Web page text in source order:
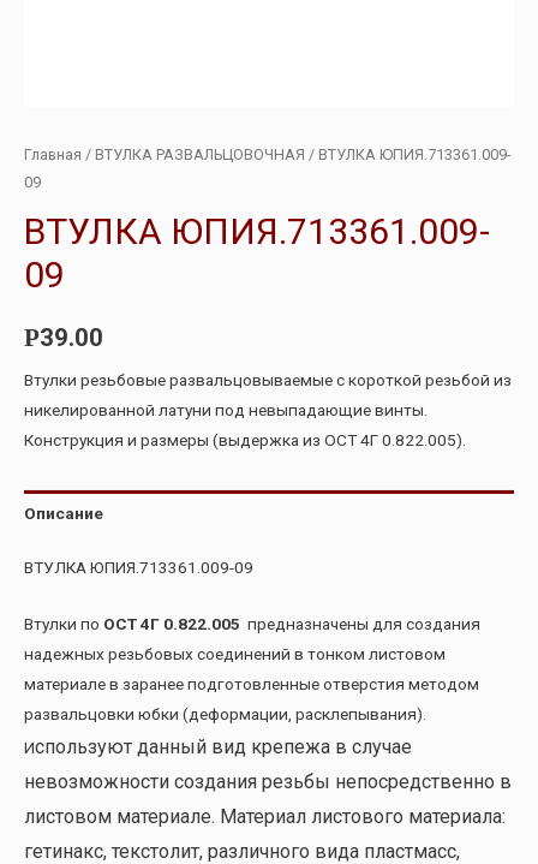
Главная / ВТУЛКА РАЗВАЛЬЦОВОЧНАЯ / ВТУЛКА ЮПИЯ.713361.009-
09
ВТУЛКА ЮПИЯ.713361.009-
09
Р39.00
Втулки резьбовые развальцовываемые с короткой резьбой из
никелированной латуни под невыпадающие винты.
Конструкция и размеры (выдержка из ОСТ 4Г 0.822.005).
Описание
ВТУЛКА ЮПИЯ.713361.009-09
Втулки по ОСТ 4Г 0.822.005 предназначены для создания
надежных резьбовых соединений в тонком листовом
материале в заранее подготовленные отверстия методом
развальцовки юбки (деформации, расклепывания).
Используют данный вид крепежа в случае
невозможности создания резьбы непосредственно в
листовом материале. Материал листового материала:
гетинакс, текстолит, различного вида пластмасс,